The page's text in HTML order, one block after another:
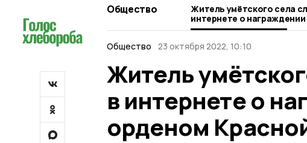
Общество
Житель умётского села
интернете о
Красной Звезды
Общество 23 октября 2022, 10:10
Житель
в интернете о
орденом